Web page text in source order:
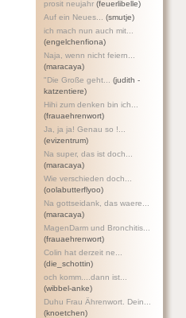
prosit neujahr (feuerlibelle)
Auf ein Neues...
(smutje)
ich mach nun auch mit...
(engelchenfiona)
Naja, wenn nicht feiern...
(maracaya)
"Die Große geht...
(judith -
katzentiere)
Hihi zum denken bin ich...
(frauaehrenwort)
Ja, ja ja! Genau so !...
(evizentrum)
Na super, das ist doch...
(maracaya)
Wie verschieden doch...
(oolabutterflyoo)
Na gottseidank, das waere...
(maracaya)
MagenDarm und Bronchitis...
(frauaehrenwort)
Colin hat derzeit ne...
(die_schottin)
och komm....dann ist...
(wibbel-anke)
Duhu Frau Ährenwort. Dein...
(knoetchen)